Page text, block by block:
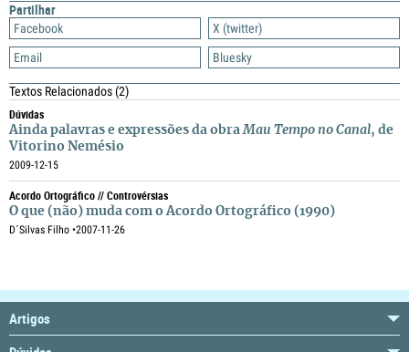
Partilhar
Facebook
X (twitter)
Email
Bluesky
Textos Relacionados(2)
Dúvidas
Ainda palavras e expressões da obraMau Tempo no Canal, de
Vitorino Nemésio
2009-12-15
Acordo Ortográfico // Controvérsias
O que (não) muda com o Acordo Ortográfico (1990)
D´Silvas Filho •2007-11-26
Artigos